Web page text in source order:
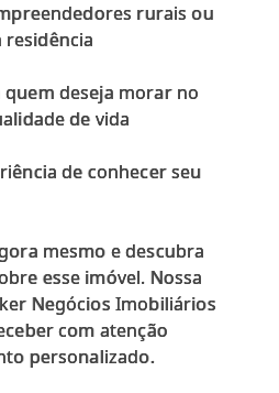
rurais ou
residência
quem deseja morar no
de vida
de conhecer seu
mesmo e descubra
esse imóvel. Nossa
Negócios Imobiliários
com atenção
personalizado.